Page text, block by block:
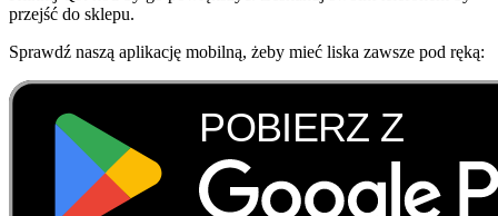
przejść do sklepu.
Sprawdź naszą aplikację mobilną, żeby mieć liska zawsze pod ręką: